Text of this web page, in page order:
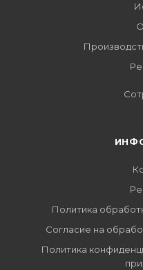
Политика
Согласие на
Политика